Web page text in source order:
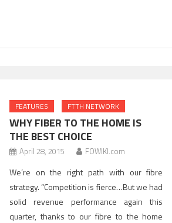
FEATURES FTTH NETWORK
WHY FIBER TO THE HOME IS
THE BEST CHOICE
April 28, 2015 FOWIKI.com
We’re on the right path with our fibre
strategy. “Competition is fierce…But we had
solid revenue performance again this
quarter, thanks to our fibre to the home